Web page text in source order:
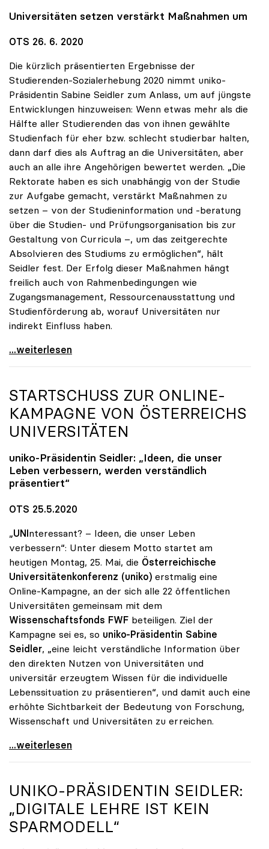
Universitäten setzen verstärkt Maßnahmen um
OTS 26. 6. 2020
Die kürzlich präsentierten Ergebnisse der
Studierenden-Sozialerhebung 2020 nimmt uniko-
Präsidentin Sabine Seidler zum Anlass, um auf jüngste
Entwicklungen hinzuweisen: Wenn etwas mehr als die
Hälfte aller Studierenden das von ihnen gewählte
Studienfach für eher bzw. schlecht studierbar halten,
dann darf dies als Auftrag an die Universitäten, aber
auch an alle ihre Angehörigen bewertet werden. „Die
Rektorate haben es sich unabhängig von der Studie
zur Aufgabe gemacht, verstärkt Maßnahmen zu
setzen – von der Studieninformation und -beratung
über die Studien- und Prüfungsorganisation bis zur
Gestaltung von Curricula –, um das zeitgerechte
Absolvieren des Studiums zu ermöglichen“, hält
Seidler fest. Der Erfolg dieser Maßnahmen hängt
freilich auch von Rahmenbedingungen wie
Zugangsmanagement, Ressourcenausstattung und
Studienförderung ab, worauf Universitäten nur
indirekt Einfluss haben.
Seidler: Erfolgreiches Studieren ist im ureigenen
...weiterlesen
STARTSCHUSS ZUR ONLINE-
KAMPAGNE VON ÖSTERREICHS
UNIVERSITÄTEN
uniko-Präsidentin Seidler: „Ideen, die unser
Leben verbessern, werden verständlich
präsentiert“
OTS 25.5.2020
„UNInteressant? – Ideen, die unser Leben
verbessern“: Unter diesem Motto startet am
heutigen Montag, 25. Mai, die Österreichische
Universitätenkonferenz (uniko) erstmalig eine
Online-Kampagne, an der sich alle 22 öffentlichen
Universitäten gemeinsam mit dem
Wissenschaftsfonds FWF beteiligen. Ziel der
Kampagne sei es, so uniko-Präsidentin Sabine
Seidler, „eine leicht verständliche Information über
den direkten Nutzen von Universitäten und
universitär erzeugtem Wissen für die individuelle
Lebenssituation zu präsentieren“, und damit auch eine
erhöhte Sichtbarkeit der Bedeutung von Forschung,
Wissenschaft und Universitäten zu erreichen.
Startschuss zur Online-Kampagne von Österreichs
...weiterlesen
UNIKO-PRÄSIDENTIN SEIDLER:
„DIGITALE LEHRE IST KEIN
SPARMODELL“